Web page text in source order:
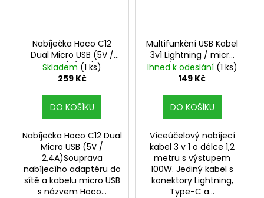
Nabíječka Hoco C12
Dual Micro USB (5V /
2,4A) (Bílá)
Skladem (1 ks)
259 Kč
DO KOŠÍKU
Nabíječka Hoco C12 Dual
Micro USB (5V /
2,4A)Souprava
nabíjecího adaptéru do
sítě a kabelu micro USB
s názvem Hoco...
Multifunkční USB Kabel
3v1 Lightning / micro
USB / USB-C - 1,2m -
100W
Ihned k odeslání (1 ks)
149 Kč
DO KOŠÍKU
Víceúčelový nabíjecí
kabel 3 v 1 o délce 1,2
metru s výstupem
100W. Jediný kabel s
konektory Lightning,
Type-C a...